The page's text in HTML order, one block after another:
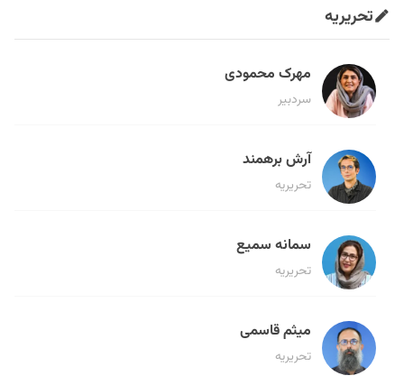
تحریریه
مهرک محمودی
سردبیر
آرش برهمند
تحریریه
سمانه سمیع
تحریریه
میثم قاسمی
تحریریه